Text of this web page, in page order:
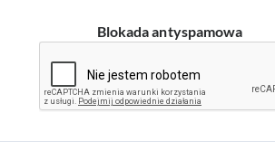
Blokada antyspamowa